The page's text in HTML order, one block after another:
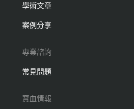
學術文章
案例分享
專業諮詢
常見問題
寶血情報